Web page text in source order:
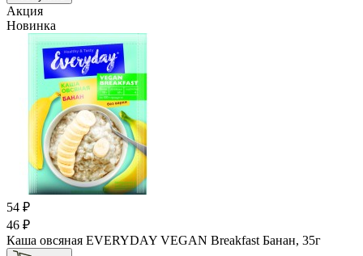
Акция
Новинка
54 ₽
46 ₽
Каша овсяная EVERYDAY VEGAN Breakfast Банан, 35г